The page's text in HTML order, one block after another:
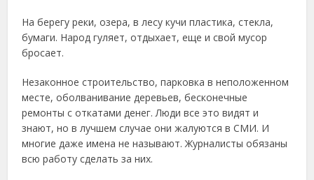
На берегу реки, озера, в лесу кучи пластика, стекла,
бумаги. Народ гуляет, отдыхает, еще и свой мусор
бросает.
Незаконное строительство, парковка в неположенном
месте, оболванивание деревьев, бесконечные
ремонты с откатами денег. Люди все это видят и
знают, но в лучшем случае они жалуются в СМИ. И
многие даже имена не называют. Журналисты обязаны
всю работу сделать за них.